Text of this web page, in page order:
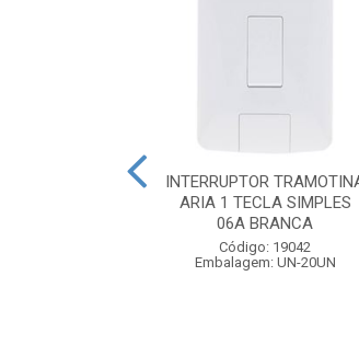
INTERRUPTOR
ARIA 1 TECLA SIMPLES
06A BRANCA
Código: 19042
Embalagem: UN-20UN